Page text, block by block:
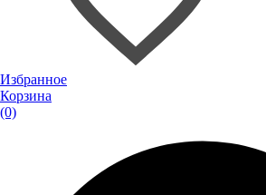
Избранное
Корзина
(0)